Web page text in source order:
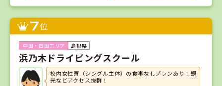
7位
島根県
浜乃木ドライビングスクール
校内女性寮（シングル主体）の食事なしプランあり！観
光などアクセス抜群！